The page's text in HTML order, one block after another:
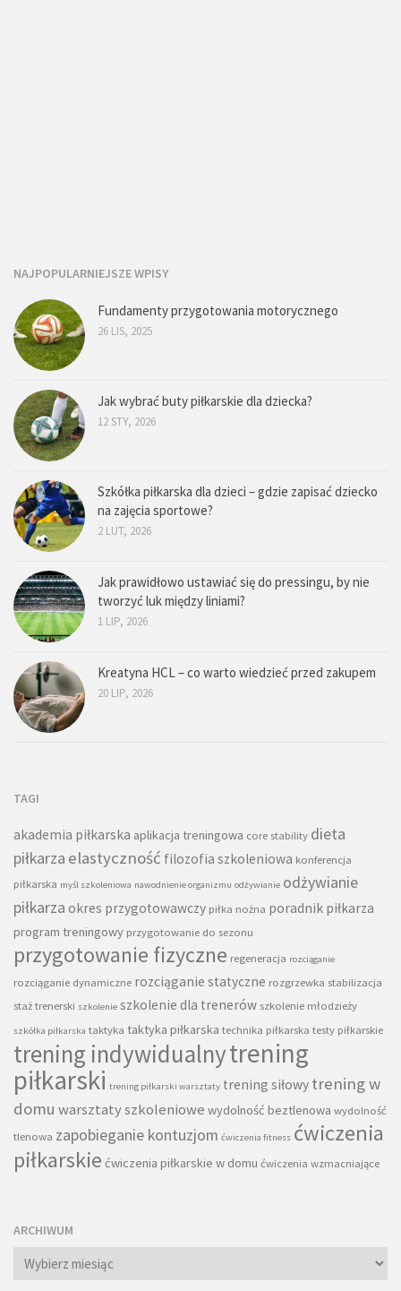
NAJPOPULARNIEJSZE WPISY
Fundamenty przygotowania motorycznego
26 LIS, 2025
Jak wybrać buty piłkarskie dla dziecka?
12 STY, 2026
Szkółka piłkarska dla dzieci – gdzie zapisać dziecko
na zajęcia sportowe?
2 LUT, 2026
Jak prawidłowo ustawiać się do pressingu, by nie
tworzyć luk między liniami?
1 LIP, 2026
Kreatyna HCL – co warto wiedzieć przed zakupem
20 LIP, 2026
TAGI
akademia piłkarska aplikacja treningowa core stability dieta
piłkarza elastyczność filozofia szkoleniowa konferencja
piłkarska myśl szkoleniowa nawodnienie organizmu odżywianie odżywianie
piłkarza okres przygotowawczy piłka nożna poradnik piłkarza
program treningowy przygotowanie do sezonu
przygotowanie fizyczne regeneracja rozciąganie
rozciąganie dynamiczne rozciąganie statyczne rozgrzewka stabilizacja
staż trenerski szkolenie szkolenie dla trenerów szkolenie młodzieży
szkółka piłkarska taktyka taktyka piłkarska technika piłkarska testy piłkarskie
trening indywidualnytrening
piłkarski trening piłkarski warsztaty trening siłowy trening w
domu warsztaty szkoleniowe wydolność beztlenowa wydolność
tlenowa zapobieganie kontuzjom ćwiczenia fitness ćwiczenia
piłkarskie ćwiczenia piłkarskie w domu ćwiczenia wzmacniające
ARCHIWUM
Archiwum